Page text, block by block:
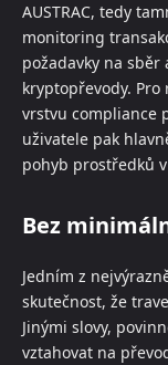
AUSTRAC, tedy
monitoring
požadavky na
kryptopřevody.
vrstvu compliance
uživatele pak
pohyb prostředků
Bez
Jedním z
skutečnost, že
Jinými slovy,
vztahovat na